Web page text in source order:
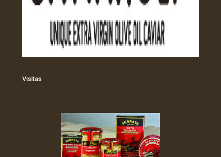
Visitas